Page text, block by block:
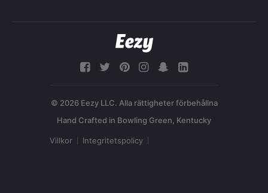
© 2026 Eezy LLC. Alla rättigheter förbehållna
Villkor Integritetspolicy